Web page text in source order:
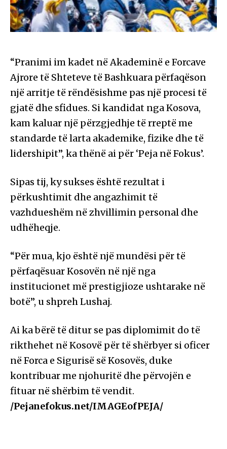
“Pranimi im kadet në Akademinë e Forcave
Ajrore të Shteteve të Bashkuara përfaqëson
një arritje të rëndësishme pas një procesi të
gjatë dhe sfidues. Si kandidat nga Kosova,
kam kaluar një përzgjedhje të rreptë me
standarde të larta akademike, fizike dhe të
lidershipit”, ka thënë ai për ‘Peja në Fokus’.
Sipas tij, ky sukses është rezultat i
përkushtimit dhe angazhimit të
vazhdueshëm në zhvillimin personal dhe
udhëheqje.
“Për mua, kjo është një mundësi për të
përfaqësuar Kosovën në një nga
institucionet më prestigjioze ushtarake në
botë”, u shpreh Lushaj.
Ai ka bërë të ditur se pas diplomimit do të
rikthehet në Kosovë për të shërbyer si oficer
në Forca e Sigurisë së Kosovës, duke
kontribuar me njohuritë dhe përvojën e
fituar në shërbim të vendit.
/Pejanefokus.net/IMAGEofPEJA/